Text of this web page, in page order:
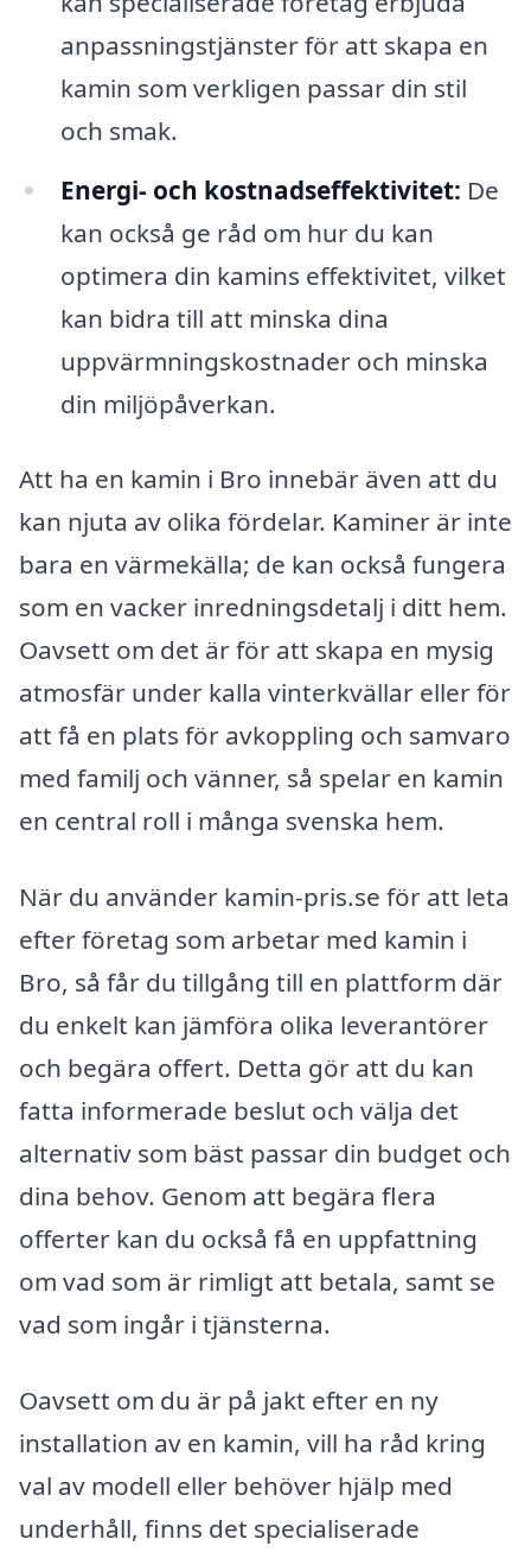
anpassningstjänster för att skapa en
kamin som verkligen passar din stil
och smak.
Energi- och kostnadseffektivitet: De
kan också ge råd om hur du kan
optimera din kamins effektivitet, vilket
kan bidra till att minska dina
uppvärmningskostnader och minska
din miljöpåverkan.
Att ha en kamin i Bro innebär även att du
kan njuta av olika fördelar. Kaminer är inte
bara en värmekälla; de kan också fungera
som en vacker inredningsdetalj i ditt hem.
Oavsett om det är för att skapa en mysig
atmosfär under kalla vinterkvällar eller för
att få en plats för avkoppling och samvaro
med familj och vänner, så spelar en kamin
en central roll i många svenska hem.
När du använder kamin-pris.se för att leta
efter företag som arbetar med kamin i
Bro, så får du tillgång till en plattform där
du enkelt kan jämföra olika leverantörer
och begära offert. Detta gör att du kan
fatta informerade beslut och välja det
alternativ som bäst passar din budget och
dina behov. Genom att begära flera
offerter kan du också få en uppfattning
om vad som är rimligt att betala, samt se
vad som ingår i tjänsterna.
Oavsett om du är på jakt efter en ny
installation av en kamin, vill ha råd kring
val av modell eller behöver hjälp med
underhåll, finns det specialiserade